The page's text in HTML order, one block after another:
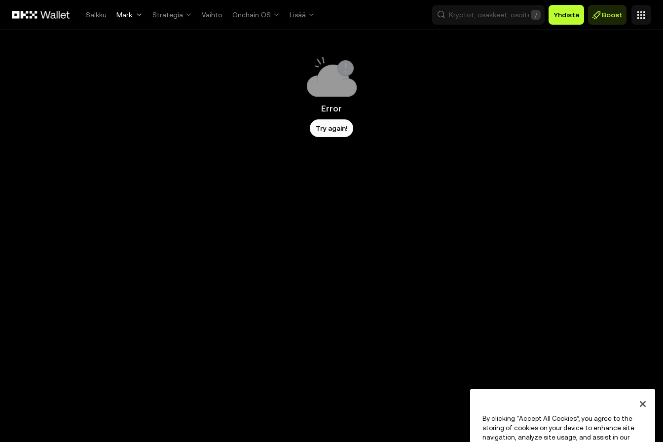
Salkku
Mark. Strategia Vaihto Onchain OS Lisää / Yhdistä Boost
Error
Try again!
By clicking “Accept All Cookies”, you agree to the
storing of cookies on your device to enhance site
navigation, analyze site usage, and assist in our